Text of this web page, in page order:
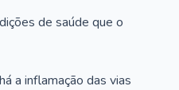
de saúde que o
a inflamação das vias